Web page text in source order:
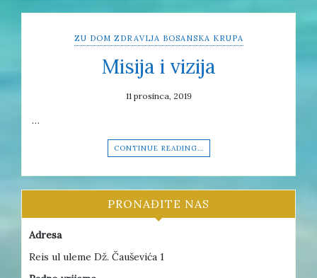
ZU DOM ZDRAVLJA BOSANSKA KRUPA
Misija i vizija
11 prosinca, 2019
…
CONTINUE READING…
PRONAĐITE NAS
Adresa
Reis ul uleme Dž. Čauševića 1